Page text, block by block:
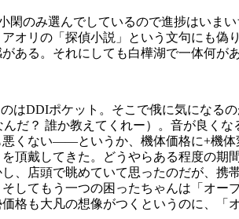
のみ選んでしているので進捗はいまい
オリの「探偵小説」という文句にも偽
ある。それにしても白樺湖で一体何があ
はDDIポケット。そこで俄に気になるの
だ？ 誰か教えてくれー）。音が良くな
くない――というか、機体価格に+機体
頂戴してきた。どうやらある程度の期
、店頭で眺めていて思ったのだが、携
してもう一つの困ったちゃんは「オー
格も大凡の想像がつくというのに、「